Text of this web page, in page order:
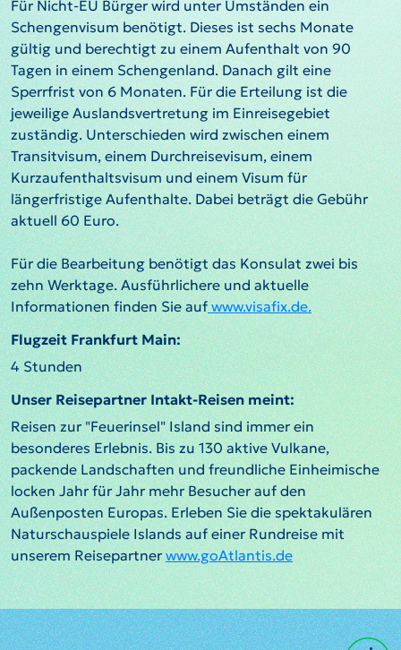
Für Nicht-EU Bürger wird unter Umständen ein
Schengenvisum benötigt. Dieses ist sechs Monate
gültig und berechtigt zu einem Aufenthalt von 90
Tagen in einem Schengenland. Danach gilt eine
Sperrfrist von 6 Monaten. Für die Erteilung ist die
jeweilige Auslandsvertretung im Einreisegebiet
zuständig. Unterschieden wird zwischen einem
Transitvisum, einem Durchreisevisum, einem
Kurzaufenthaltsvisum und einem Visum für
längerfristige Aufenthalte. Dabei beträgt die Gebühr
aktuell 60 Euro.
Für die Bearbeitung benötigt das Konsulat zwei bis
zehn Werktage. Ausführlichere und aktuelle
Informationen finden Sie aufwww.visafix.de.
Flugzeit Frankfurt Main:
4 Stunden
Unser Reisepartner Intakt-Reisen meint:
Reisen zur "Feuerinsel" Island sind immer ein
besonderes Erlebnis. Bis zu 130 aktive Vulkane,
packende Landschaften und freundliche Einheimische
locken Jahr für Jahr mehr Besucher auf den
Außenposten Europas. Erleben Sie die spektakulären
Naturschauspiele Islands auf einer Rundreise mit
unserem Reisepartnerwww.goAtlantis.de